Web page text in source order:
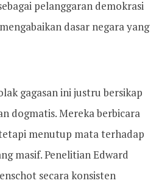
pelanggaran demokrasi
dasar negara yang
gagasan ini justru bersikap
dogmatis. Mereka berbicara
menutup mata terhadap
masif. Penelitian Edward
secara konsisten